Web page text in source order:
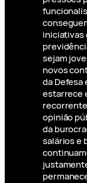
iniciativas
sejam
novos
da Defesa
estarrece
opinião
da
salários e